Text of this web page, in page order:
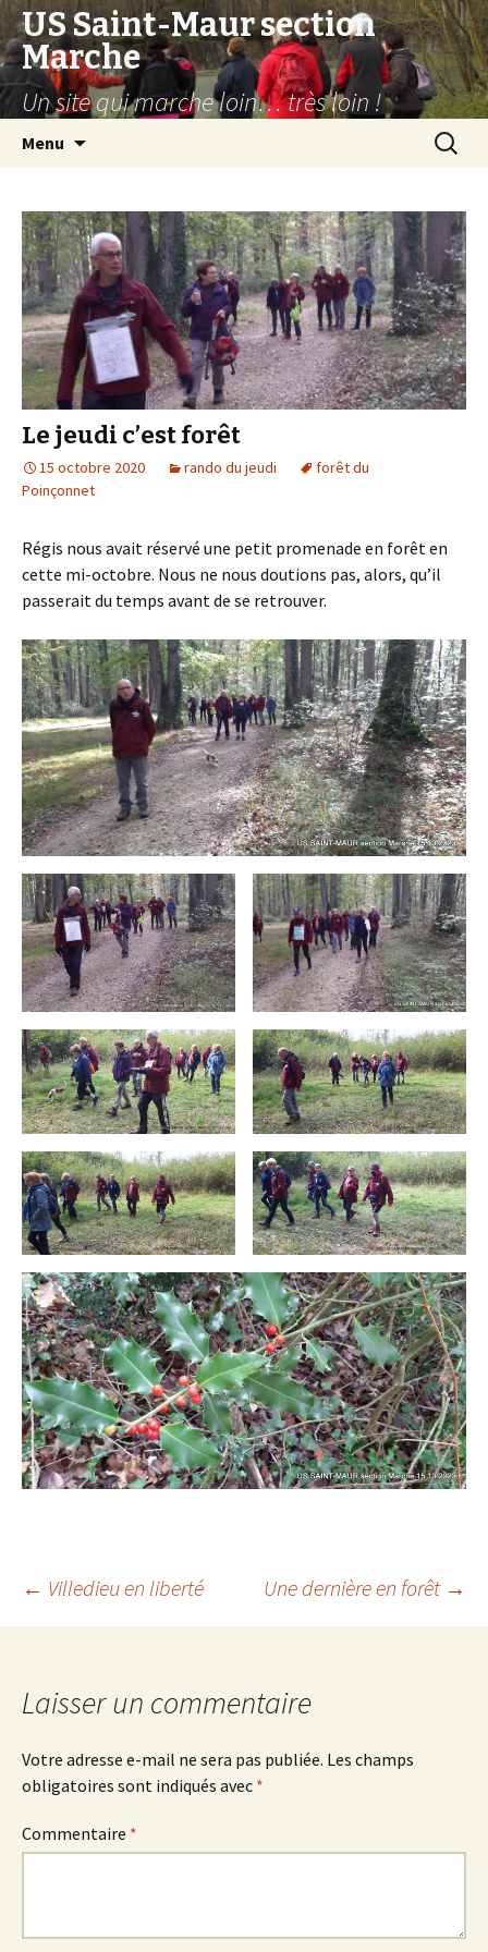
US Saint-Maur section
Marche
Un site qui marche loin… très loin !
Menu
Le jeudi c’est forêt
15 octobre 2020 rando du jeudi
forêt du
Poinçonnet
Régis nous avait réservé une petit promenade en forêt en
cette mi-octobre. Nous ne nous doutions pas, alors, qu’il
passerait du temps avant de se retrouver.
Navigation
articles
← Villedieu en liberté Une dernière en forêt →
Laisser un commentaire
Votre adresse e-mail ne sera pas publiée. Les champs
obligatoires sont indiqués avec *
Commentaire *